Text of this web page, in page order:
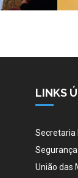
LINKS
Secretaria
Segurança
União das